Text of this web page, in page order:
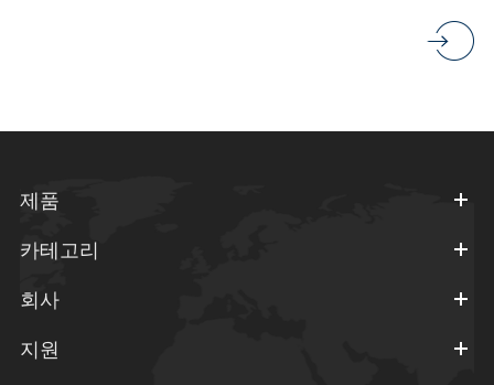
제품
카테고리
회사
지원